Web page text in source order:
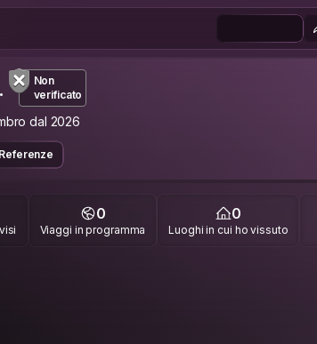
Non
verificato
dal 2026
0
Viaggi in programma
0
Luoghi in cui ho vissuto